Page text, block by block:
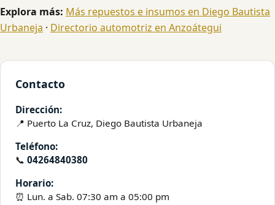
Explora más: Más repuestos e insumos en Diego Bautista
Urbaneja · Directorio automotriz en Anzoátegui
Contacto
Dirección:
📍 Puerto La Cruz, Diego Bautista Urbaneja
Teléfono:
📞 04264840380
Horario:
⏰ Lun. a Sab. 07:30 am a 05:00 pm